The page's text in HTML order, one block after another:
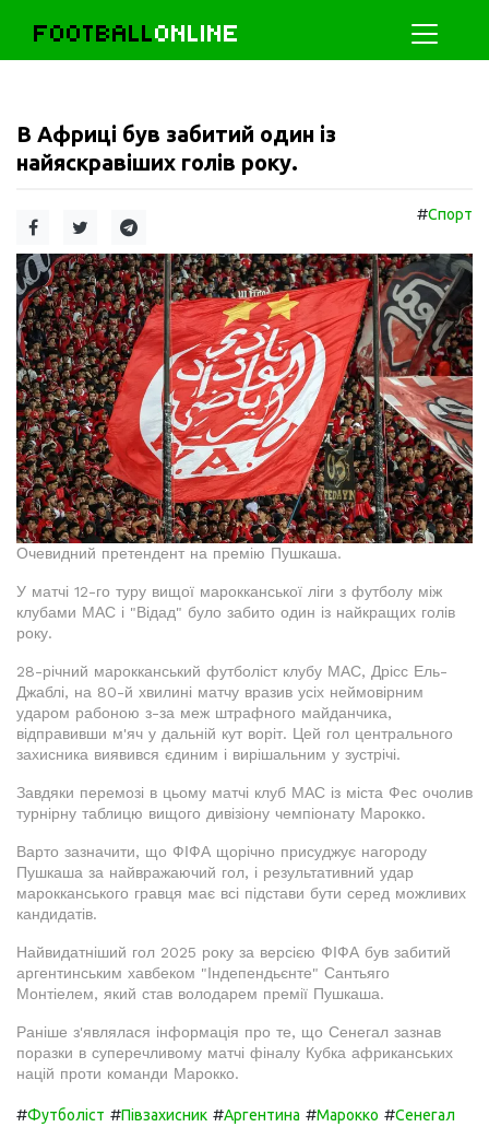
FOOTBALLONLINE
В Африці був забитий один із
найяскравіших голів року.
#Спорт
Очевидний претендент на премію Пушкаша.
У матчі 12-го туру вищої марокканської ліги з футболу між
клубами МАС і "Відад" було забито один із найкращих голів
року.
28-річний марокканський футболіст клубу МАС, Дрісс Ель-
Джаблі, на 80-й хвилині матчу вразив усіх неймовірним
ударом рабоною з-за меж штрафного майданчика,
відправивши м'яч у дальній кут воріт. Цей гол центрального
захисника виявився єдиним і вирішальним у зустрічі.
Завдяки перемозі в цьому матчі клуб МАС із міста Фес очолив
турнірну таблицю вищого дивізіону чемпіонату Марокко.
Варто зазначити, що ФІФА щорічно присуджує нагороду
Пушкаша за найвражаючий гол, і результативний удар
марокканського гравця має всі підстави бути серед можливих
кандидатів.
Найвидатніший гол 2025 року за версією ФІФА був забитий
аргентинським хавбеком "Індепендьєнте" Сантьяго
Монтіелем, який став володарем премії Пушкаша.
Раніше з'являлася інформація про те, що Сенегал зазнав
поразки в суперечливому матчі фіналу Кубка африканських
націй проти команди Марокко.
#Футболіст #Півзахисник #Аргентина #Марокко #Сенегал